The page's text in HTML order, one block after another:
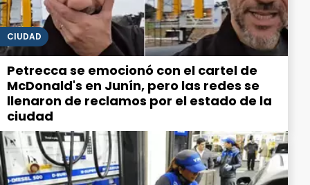
CIUDAD
Petrecca se emocionó con el cartel de
McDonald's en Junín, pero las redes se
llenaron de reclamos por el estado de la
ciudad